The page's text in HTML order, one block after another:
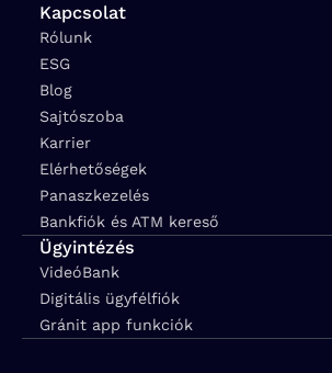
Kapcsolat
Rólunk
ESG
Blog
Sajtószoba
Karrier
Elérhetőségek
Panaszkezelés
Bankfiók és ATM kereső
Ügyintézés
VideóBank
Digitális ügyfélfiók
Gránit app funkciók